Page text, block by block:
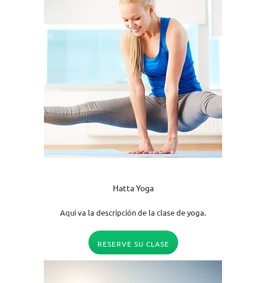
Hatta Yoga
Aquí va la descripción de la clase de yoga.
RESERVE SU CLASE